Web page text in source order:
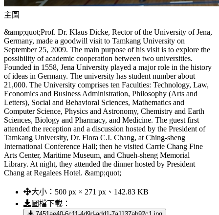
主圖
&amp;quot;Prof. Dr. Klaus Dicke, Rector of the University of Jena,
Germany, made a goodwill visit to Tamkang University on
September 25, 2009. The main purpose of his visit is to explore the
possibility of academic cooperation between two universities.
Founded in 1558, Jena University played a major role in the history
of ideas in Germany. The university has student number about
21,000. The University comprises ten Faculties: Technology, Law,
Economics and Business Administration, Philosophy (Arts and
Letters), Social and Behavioral Sciences, Mathematics and
Computer Science, Physics and Astronomy, Chemistry and Earth
Sciences, Biology and Pharmacy, and Medicine. The guest first
attended the reception and a discussion hosted by the President of
Tamkang University, Dr. Flora C.I. Chang, at Ching-sheng
International Conference Hall; then he visited Carrie Chang Fine
Arts Center, Maritime Museum, and Chueh-sheng Memorial
Library. At night, they attended the dinner hosted by President
Chang at Regalees Hotel. &amp;quot;
大小： 500 px × 271 px、142.83 KB
圖檔下載：